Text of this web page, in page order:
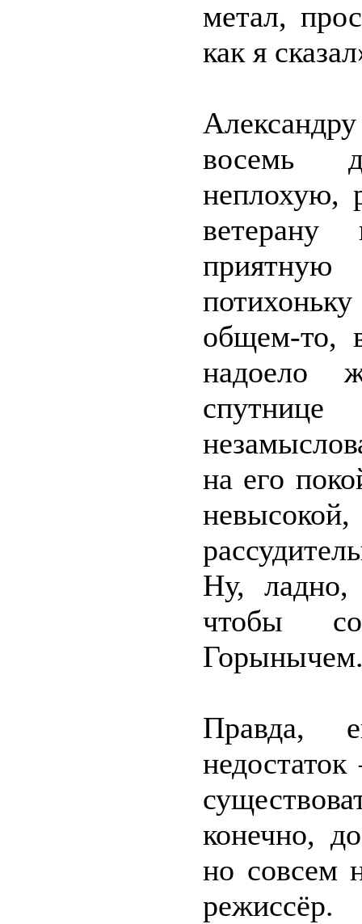
метал,
как я
восемь
неплохую,
общем-то,
надоело
на его
Ну, ладно,
чтобы
Правда,
конечно,
но совсем
режиссёр.